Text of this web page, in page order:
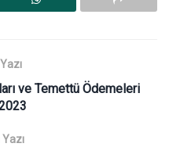
ve Temettü Ödemeleri